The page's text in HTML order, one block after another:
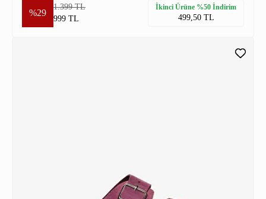
%29
1.399 TL
999 TL
İkinci Ürüne %50 İndirim
499,50 TL